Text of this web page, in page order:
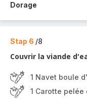
Dorage
Stap 6 /8
Couvrir la viande
1 Navet boule
1 Carotte